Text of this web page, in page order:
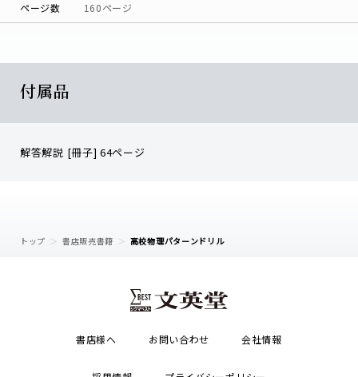
ページ数 160ページ
付属品
解答解説 [冊子] 64ページ
トップ 書店販売書籍 高校物理パターンドリル
書店様へ お問い合わせ 会社情報